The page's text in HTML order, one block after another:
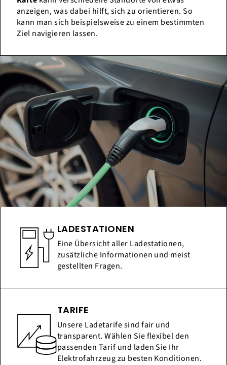
anzeigen, was dabei hilft, sich zu orientieren. So
kann man sich beispielsweise zu einem bestimmten
Ziel navigieren lassen.
LADESTATIONEN
Eine Übersicht aller Ladestationen,
zusätzliche Informationen und meist
gestellten Fragen.
TARIFE
Unsere Ladetarife sind fair und
transparent. Wählen Sie flexibel den
passenden Tarif und laden Sie Ihr
Elektrofahrzeug zu besten Konditionen.